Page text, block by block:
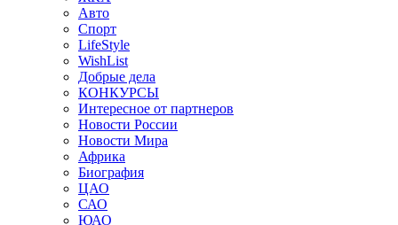
Авто
Спорт
LifeStyle
WishList
Добрые дела
КОНКУРСЫ
Интересное от партнеров
Новости России
Новости Мира
Африка
Биография
ЦАО
САО
ЮАО